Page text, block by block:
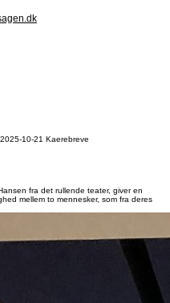
2025-10-21 Kaerebreve
fra det rullende teater, giver en
mellem to mennesker, som fra deres